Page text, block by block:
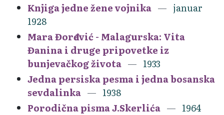
Knjiga jedne žene vojnika
januar
1928
Mara Đorđević - Malagurska: Vita
Đanina i druge pripovetke iz
bunjevačkog života
1933
Jedna persiska pesma i jedna bosanska
sevdalinka
1938
Porodična pisma J.Skerlića
1964